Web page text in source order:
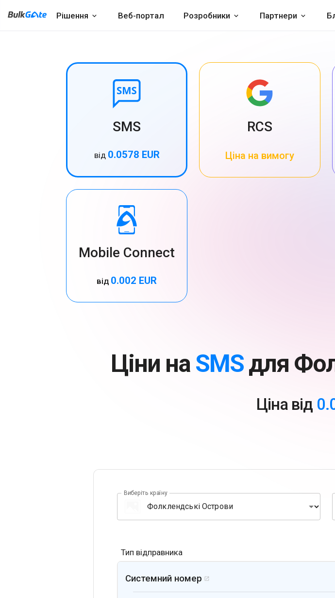
Рішення Веб-портал Розробники Партнери
SMS
від 0.0578 EUR
RCS
Ціна на вимогу
Mobile Connect
від 0.002 EUR
Ціни на SMSдля
Ціна від
Виберіть країну
Тип відправника
Системний номер 